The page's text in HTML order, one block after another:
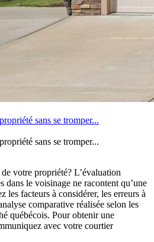
sans se tromper...
sans se tromper...
votre propriété? L’évaluation
dans le voisinage ne racontent qu’une
les facteurs à considérer, les erreurs à
comparative réalisée selon les
québécois. Pour obtenir une
avec votre courtier